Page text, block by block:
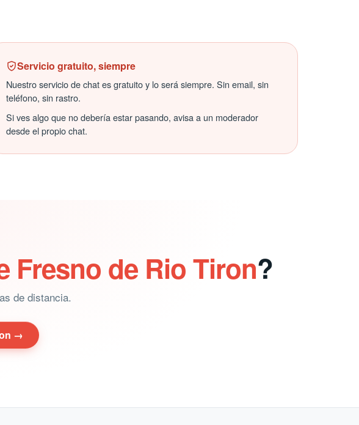
Servicio gratuito, siempre
Nuestro servicio de chat es gratuito y lo será siempre. Sin email, sin
teléfono, sin rastro.
Si ves algo que no debería estar pasando, avisa a un moderador
desde el propio chat.
Fresno de Rio Tiron?
de distancia.
→